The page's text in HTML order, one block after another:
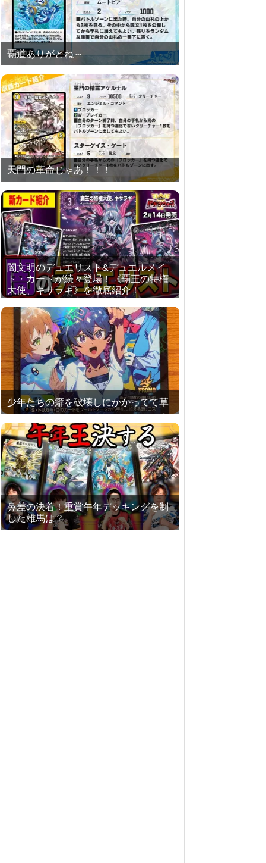
覇道ありがとね～
天門の革命じゃあ！！！
闇文明のデュエリスト&デュエルメイ
ト・カードが続々登場！《覇王の特権
大使、キサラギ》を徹底紹介！
少年たちの癖を破壊しにかかってて草
鼻差の決着！重賞午年デッキングを制
した雄馬は？